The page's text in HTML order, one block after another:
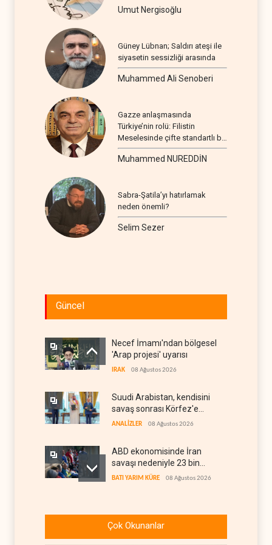
Umut Nergisoğlu
Güney Lübnan; Saldırı ateşi ile
siyasetin sessizliği arasında
Muhammed Ali Senoberi
Gazze anlaşmasında
Türkiye’nin rolü: Filistin
Meselesinde çifte standartlı bir
seyir
Muhammed NUREDDİN
Sabra-Şatila’yı hatırlamak
neden önemli?
Selim Sezer
Güncel
Necef İmamı'ndan bölgesel
'Arap projesi' uyarısı
IRAK 08 Ağustos 2026
Suudi Arabistan, kendisini
savaş sonrası Körfez'e
hazırlıyor
ANALİZLER 08 Ağustos 2026
ABD ekonomisinde İran
savaşı nedeniyle 23 bin
istihdam kaybı yaşandı
BATI YARIM KÜRE 08 Ağustos 2026
Karadeniz'deki petrol
tankerlerini vurmayacak
Çok Okunanlar